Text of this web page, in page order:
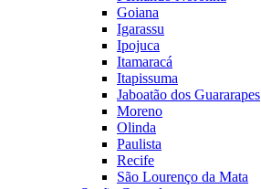
Goiana
Igarassu
Ipojuca
Itamaracá
Itapissuma
Jaboatão dos Guararapes
Moreno
Olinda
Paulista
Recife
São Lourenço da Mata